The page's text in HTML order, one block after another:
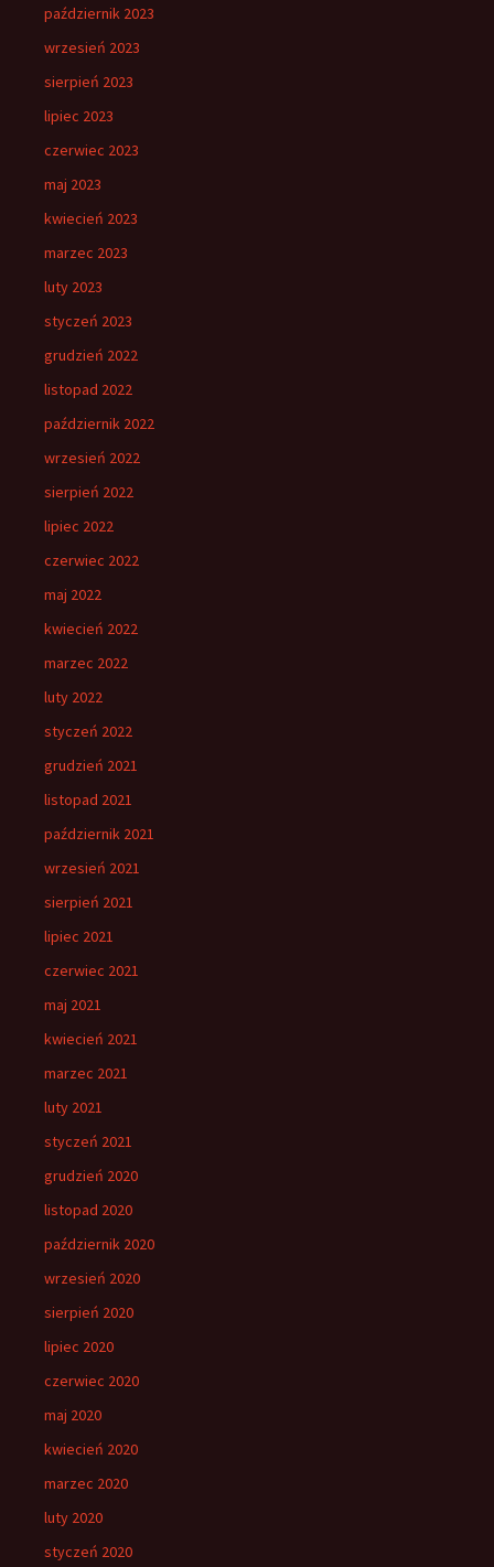
październik 2023
wrzesień 2023
sierpień 2023
lipiec 2023
czerwiec 2023
maj 2023
kwiecień 2023
marzec 2023
luty 2023
styczeń 2023
grudzień 2022
listopad 2022
październik 2022
wrzesień 2022
sierpień 2022
lipiec 2022
czerwiec 2022
maj 2022
kwiecień 2022
marzec 2022
luty 2022
styczeń 2022
grudzień 2021
listopad 2021
październik 2021
wrzesień 2021
sierpień 2021
lipiec 2021
czerwiec 2021
maj 2021
kwiecień 2021
marzec 2021
luty 2021
styczeń 2021
grudzień 2020
listopad 2020
październik 2020
wrzesień 2020
sierpień 2020
lipiec 2020
czerwiec 2020
maj 2020
kwiecień 2020
marzec 2020
luty 2020
styczeń 2020